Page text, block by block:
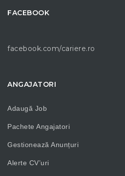
FACEBOOK
facebook.com/cariere.ro
ANGAJATORI
Adaugă Job
Pachete Angajatori
Gestionează Anunțuri
Alerte CV’uri